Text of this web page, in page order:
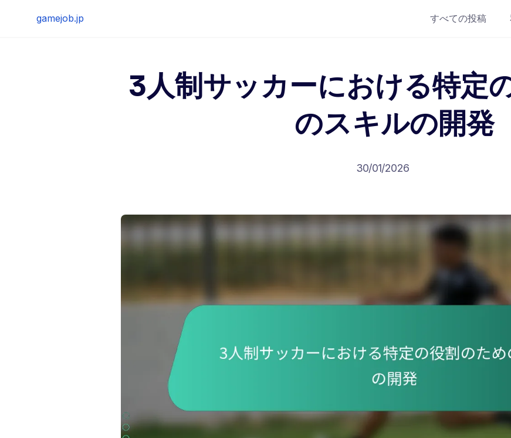
gamejob.jp すべての投稿
3人制サッカーにおける特定
のスキルの開発
30/01/2026